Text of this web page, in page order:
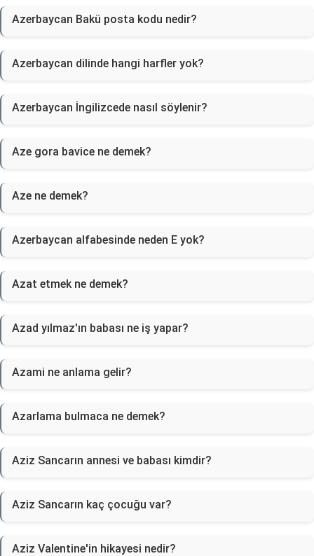
Azerbaycan Bakü posta kodu nedir?
Azerbaycan dilinde hangi harfler yok?
Azerbaycan İngilizcede nasıl söylenir?
Aze gora bavice ne demek?
Aze ne demek?
Azerbaycan alfabesinde neden E yok?
Azat etmek ne demek?
Azad yılmaz'ın babası ne iş yapar?
Azami ne anlama gelir?
Azarlama bulmaca ne demek?
Aziz Sancarın annesi ve babası kimdir?
Aziz Sancarın kaç çocuğu var?
Aziz Valentine'in hikayesi nedir?